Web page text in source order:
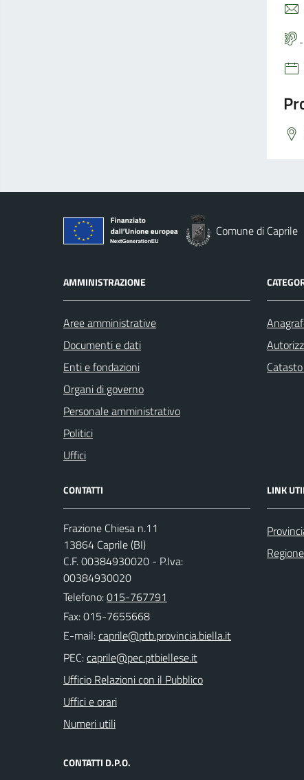
Comune di Caprile
AMMINISTRAZIONE
Aree amministrative
Documenti e dati
Enti e fondazioni
Organi di governo
Personale amministrativo
Politici
Uffici
CONTATTI
Frazione Chiesa n.11
13864 Caprile (BI)
C.F. 00384930020 - P.Iva:
00384930020
Telefono:015-767791
Fax: 015-7655668
E-mail:
PEC:
Ufficio Relazioni con il Pubblico
Uffici e orari
Numeri utili
CONTATTI D.P.O.
LINK